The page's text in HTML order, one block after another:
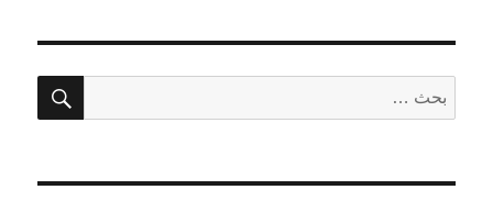
عن:
بحث